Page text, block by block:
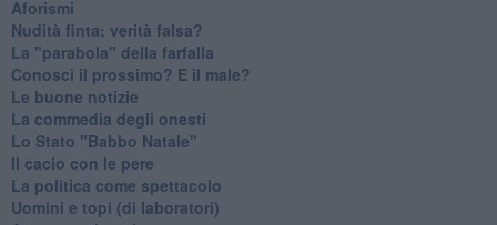
Aforismi
Nudità finta: verità falsa?
La "parabola" della farfalla
Conosci il prossimo? E il male?
Le buone notizie
La commedia degli onesti
Lo Stato "Babbo Natale"
Il cacio con le pere
La politica come spettacolo
Uomini e topi (di laboratori)